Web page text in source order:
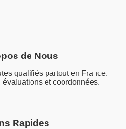
de Nous
qualifiés partout en France.
et coordonnées.
Rapides